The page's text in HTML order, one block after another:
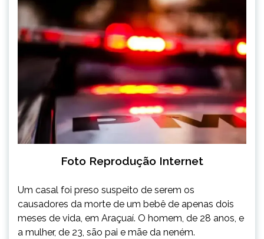
Foto Reprodução Internet
Um casal foi preso suspeito de serem os
causadores da morte de um bebê de apenas dois
meses de vida, em Araçuaí. O homem, de 28 anos, e
a mulher, de 23, são pai e mãe da neném.